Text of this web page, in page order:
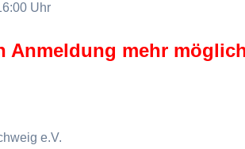
Uhr
Anmeldung mehr
e.V.